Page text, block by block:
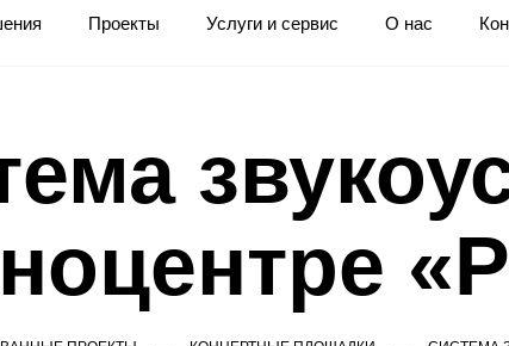
Проекты Услуги и сервис О нас